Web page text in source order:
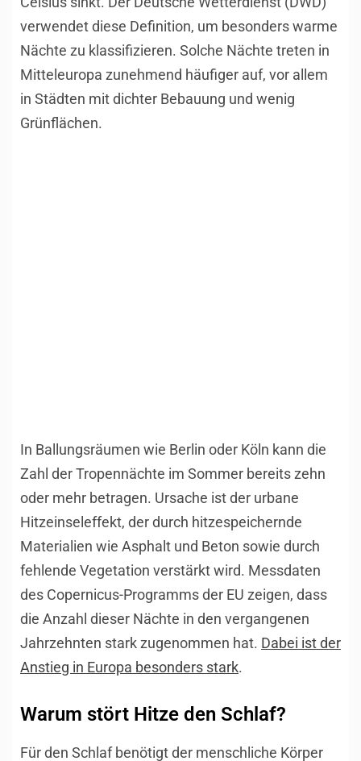
verwendet diese Definition, um besonders warme
Nächte zu klassifizieren. Solche Nächte treten in
Mitteleuropa zunehmend häufiger auf, vor allem
in Städten mit dichter Bebauung und wenig
Grünflächen.
In Ballungsräumen wie Berlin oder Köln kann die
Zahl der Tropennächte im Sommer bereits zehn
oder mehr betragen. Ursache ist der urbane
Hitzeinseleffekt, der durch hitzespeichernde
Materialien wie Asphalt und Beton sowie durch
fehlende Vegetation verstärkt wird. Messdaten
des Copernicus-Programms der EU zeigen, dass
die Anzahl dieser Nächte in den vergangenen
Jahrzehnten stark zugenommen hat. Dabei ist der
Anstieg in Europa besonders stark.
Warum stört Hitze den Schlaf?
Für den Schlaf benötigt der menschliche Körper